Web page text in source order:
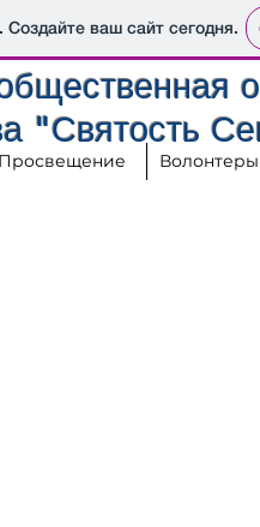
Создайте ваш сайт сегодня.
"Святость
Просвещение Волонтеры